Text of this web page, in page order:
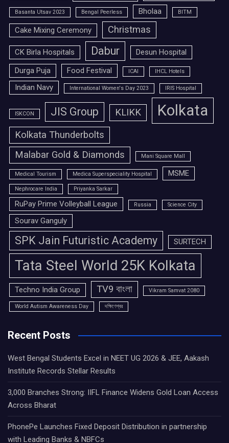
Basanta Utsav 2023 Bengal Peerless Bholaa BITM
Cake Mixing Ceremony Christmas
CK Birla Hospitals Dabur
Desun Hospital
Durga Puja
Food Festival ICAI IHCL Hotels
Indian Navy International Women's Day 2023 IRIS Hospital
ISKCON JIS Group KLIKK Kolkata
Kolkata Thunderbolts
Malabar Gold & Diamonds
Mani Square Mall
Medical Tourism Medica Superspeciality Hospital MSME
Nephrocare India Priyanka Sarkar
RuPay Prime Volleyball League Russia Science City
Sourav Ganguly
SPK Jain Futuristic Academy SURTECH
Tata Steel World 25K Kolkata
Techno India Group TV9 বাংলা Vikram Samvat 2080
World Autism Awareness Day দক্ষিণেশ্বর
Recent Posts
West Bengal Students Excel in NEET UG 2026 & JEE, Aakash
Institute Records Stellar Results
3,000 Branches Strong: IIFL Finance Widens Gold Loan Access
Across Bharat
PhonePe Launches Fixed Deposit Distribution in partnership
with Leading Banks & NBFCs